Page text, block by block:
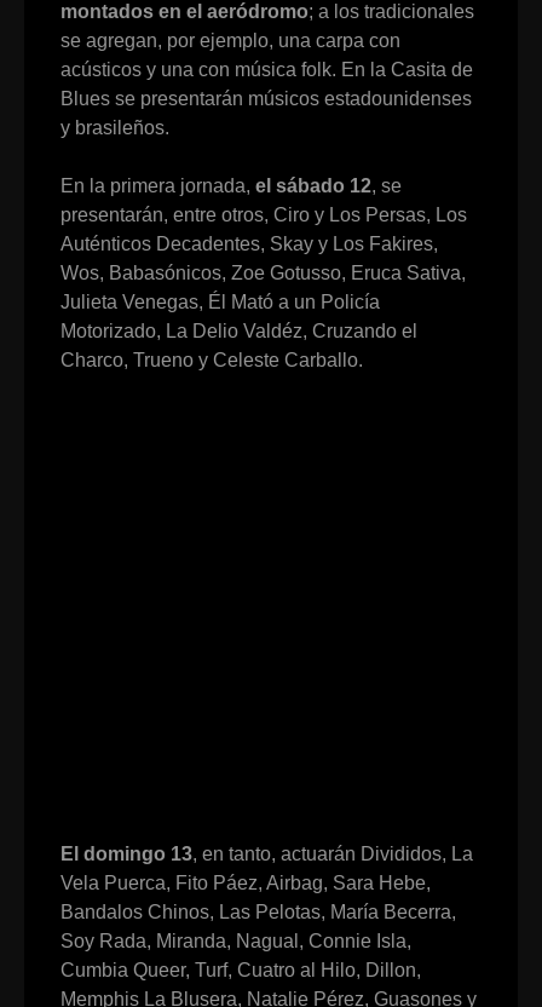
montados en el aeródromo; a los tradicionales
se agregan, por ejemplo, una carpa con
acústicos y una con música folk. En la Casita de
Blues se presentarán músicos estadounidenses
y brasileños.
En la primera jornada, el sábado 12, se
presentarán, entre otros, Ciro y Los Persas, Los
Auténticos Decadentes, Skay y Los Fakires,
Wos, Babasónicos, Zoe Gotusso, Eruca Sativa,
Julieta Venegas, Él Mató a un Policía
Motorizado, La Delio Valdéz, Cruzando el
Charco, Trueno y Celeste Carballo.
El domingo 13, en tanto, actuarán Divididos, La
Vela Puerca, Fito Páez, Airbag, Sara Hebe,
Bandalos Chinos, Las Pelotas, María Becerra,
Soy Rada, Miranda, Nagual, Connie Isla,
Cumbia Queer, Turf, Cuatro al Hilo, Dillon,
Memphis La Blusera, Natalie Pérez, Guasones y